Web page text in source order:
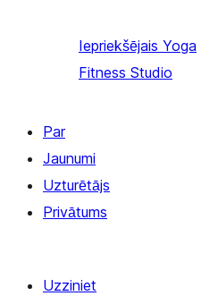
Iepriekšējais Yoga
Fitness Studio
Par
Jaunumi
Uzturētājs
Privātums
Uzziniet